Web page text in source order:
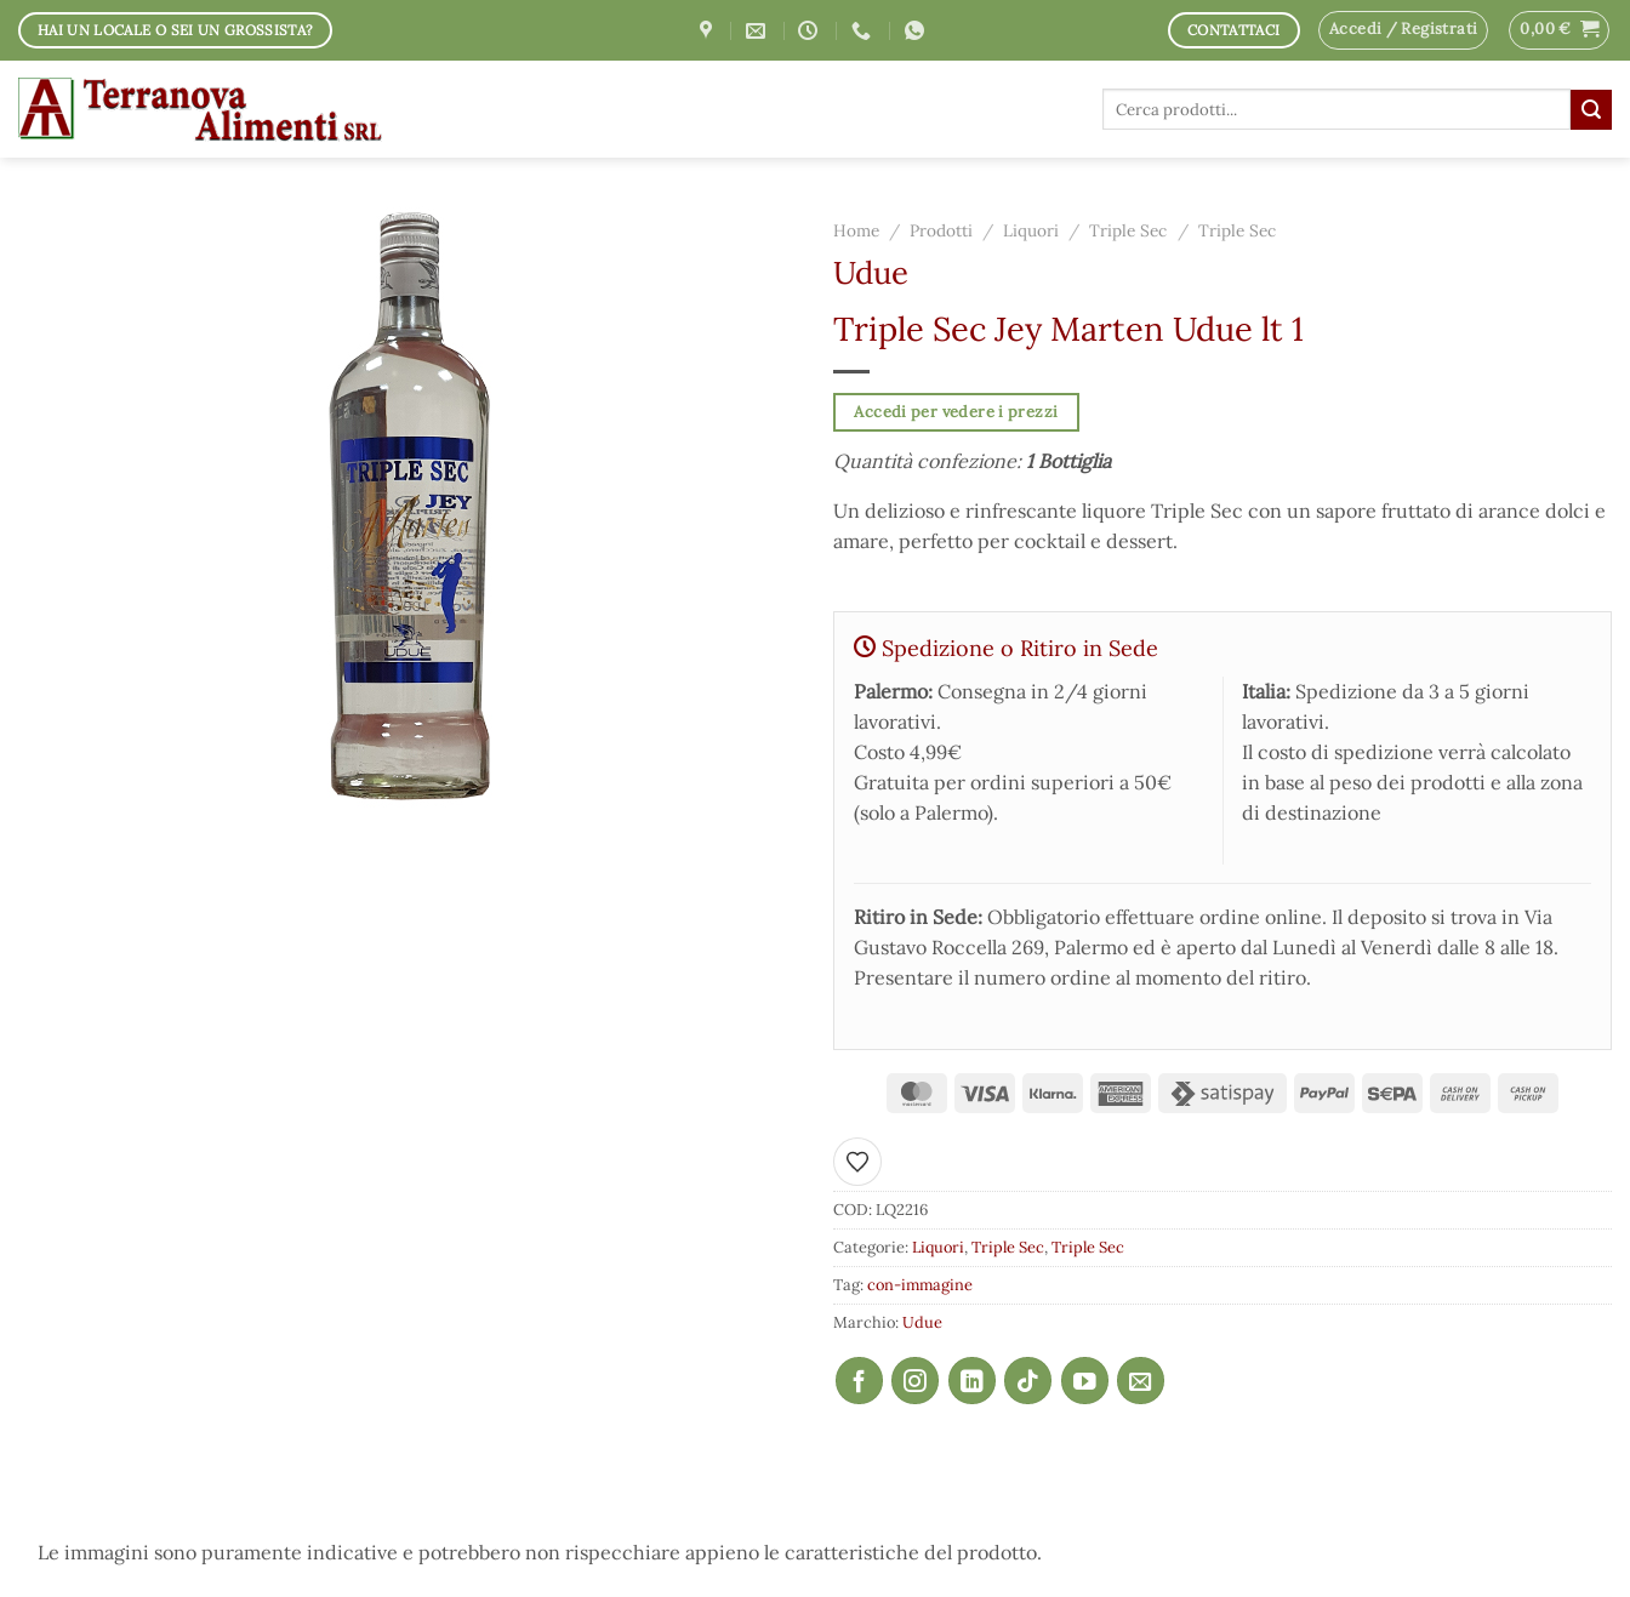
Salta
contenuti
HAI UN LOCALE O SEI UN GROSSISTA? CONTATTACI Accedi / Registrati 0,00€
Cerca:
Home / Prodotti / Liquori / Triple Sec / Triple Sec
Udue
Triple Sec Jey Marten Udue lt 1
Accedi per vedere i prezzi
Quantità confezione: 1 Bottiglia
Un delizioso e rinfrescante liquore Triple Sec con un sapore fruttato di arance dolci e
amare, perfetto per cocktail e dessert.
Spedizione o Ritiro in Sede
Palermo: Consegna in 2/4 giorni
lavorativi.
Costo 4,99€
Gratuita per ordini superiori a 50€
(solo a Palermo).
Italia: Spedizione da 3 a 5 giorni
lavorativi.
Il costo di spedizione verrà calcolato
in base al peso dei prodotti e alla zona
di destinazione
Ritiro in Sede: Obbligatorio effettuare ordine online. Il deposito si trova in Via
Gustavo Roccella 269, Palermo ed è aperto dal Lunedì al Venerdì dalle 8 alle 18.
Presentare il numero ordine al momento del ritiro.
Aggiungi ai preferiti
COD:LQ2216
Categorie:Liquori,Triple Sec,Triple Sec
Tag:con-immagine
Marchio:Udue
Le immagini sono puramente indicative e potrebbero non rispecchiare appieno le caratteristiche del prodotto.